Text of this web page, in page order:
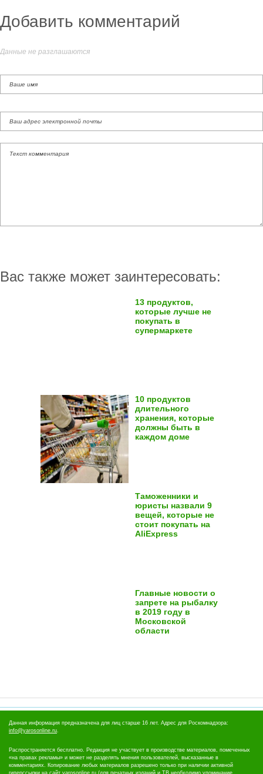
Добавить комментарий
Данные не разглашаются
Вас также может заинтересовать:
13 продуктов,
которые лучше не
покупать в
супермаркете
10 продуктов
длительного
хранения, которые
должны быть в
каждом доме
Таможенники и
юристы назвали 9
вещей, которые не
стоит покупать на
AliExpress
Главные новости о
запрете на рыбалку
в 2019 году в
Московской
области
Данная информация предназначена для лиц старше 16 лет. Адрес для Роскомнадзора:
info@yarosonline.ru.
Распространяется бесплатно. Редакция не участвует в производстве материалов, помеченных
«на правах рекламы» и может не разделять мнения пользователей, высказанные в
комментариях. Копирование любых материалов разрешено только при наличии активной